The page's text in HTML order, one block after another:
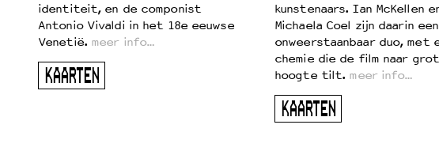
identiteit, en de componist
Antonio Vivaldi in het 18e eeuwse
Venetië. meer info…
KAARTEN
kunstenaars. Ian McKellen
Michaela Coel zijn daarin een
onweerstaanbaar duo, met
chemie die de film naar
hoogte tilt. meer info…
KAARTEN